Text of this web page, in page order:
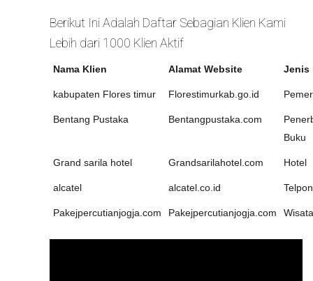
Berikut Ini Adalah Daftar Sebagian Klien Kami
Lebih dari 1000 Klien Aktif
Nama Klien Alamat Website Jenis
kabupaten Flores timur Florestimurkab.go.id
Bentang Pustaka Bentangpustaka.com
Buku
Grand sarila hotel Grandsarilahotel.com Hotel
alcatel alcatel.co.id Telpon
Pakejpercutianjogja.com Pakejpercutianjogja.com Wisata